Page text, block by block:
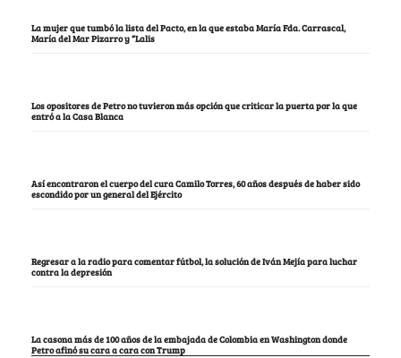
La mujer que tumbó la lista del Pacto, en la que estaba María Fda. Carrascal,
María del Mar Pizarro y “Lalis
Los opositores de Petro no tuvieron más opción que criticar la puerta por la que
entró a la Casa Blanca
Así encontraron el cuerpo del cura Camilo Torres, 60 años después de haber sido
escondido por un general del Ejército
Regresar a la radio para comentar fútbol, la solución de Iván Mejía para luchar
contra la depresión
La casona más de 100 años de la embajada de Colombia en Washington donde
Petro afinó su cara a cara con Trump